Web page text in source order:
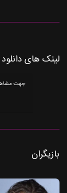
لینک های دانلود
جهت
بازیگران